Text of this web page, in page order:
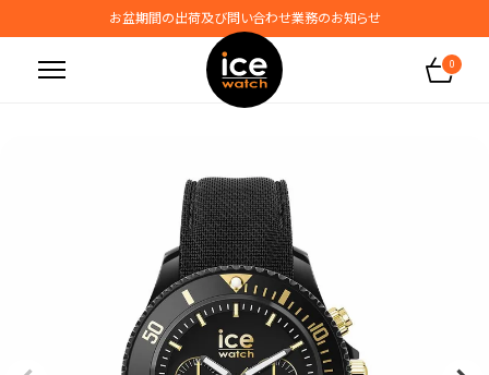
お盆期間の出荷及び問い合わせ業務のお知らせ
地震の影響によるお届けに関するお知らせ
無料ギフトラッピングサービス受付中
0